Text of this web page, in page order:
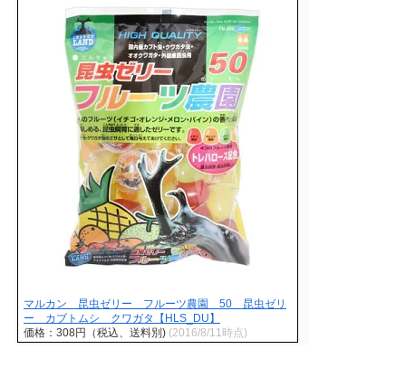
マルカン 昆虫ゼリー フルーツ農園 50 昆虫ゼリ
ー カブトムシ クワガタ【HLS_DU】
価格：308円（税込、送料別) (2016/8/11時点)